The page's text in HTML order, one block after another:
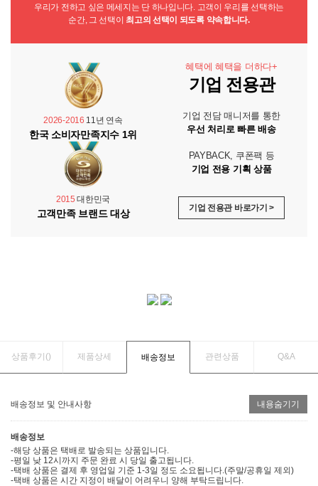
우리가 전하고 싶은 메세지는 단 하나입니다. 고객이 우리를 선택하는
순간, 그 선택이 최고의 선택이 되도록 약속합니다.
2026-2016 11년 연속
한국 소비자만족지수 1위
2015 대한민국
고객만족 브랜드 대상
혜택에 혜택을 더하다+
기업 전용관
기업 전담 매니저를 통한
우선 처리로 빠른 배송
PAYBACK, 쿠폰팩 등
기업 전용 기획 상품
기업 전용관 바로가기 >
상품후기() 제품상세 배송정보 관련상품 Q&A
배송정보 및 안내사항 내용숨기기
배송정보
-해당 상품은 택배로 발송되는 상품입니다.
-평일 낮 12시까지 주문 완료 시 당일 출고됩니다.
-택배 상품은 결제 후 영업일 기준 1-3일 정도 소요됩니다.(주말/공휴일 제외)
-택배 상품은 시간 지정이 배달이 어려우니 양해 부탁드립니다.